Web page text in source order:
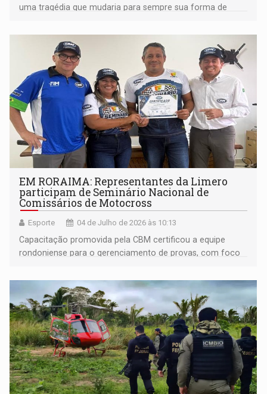
uma tragédia que mudaria para sempre sua forma de
EM RORAIMA: Representantes da Limero
participam de Seminário Nacional de
Comissários de Motocross
Esporte 04 de Julho de 2026 às 10:13
Capacitação promovida pela CBM certificou a equipe
rondoniense para o gerenciamento de provas, com foco